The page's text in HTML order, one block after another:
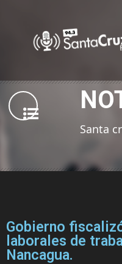
Santa
Gobierno
laborales de
Nancagua.